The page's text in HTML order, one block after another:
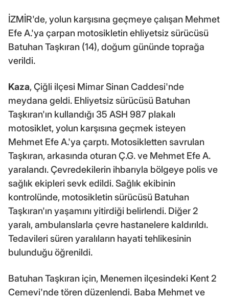
İZMİR'de, yolun karşısına geçmeye çalışan Mehmet
Efe A.'ya çarpan motosikletin ehliyetsiz sürücüsü
Batuhan Taşkıran (14), doğum gününde toprağa
verildi.
Kaza, Çiğli ilçesi Mimar Sinan Caddesi'nde
meydana geldi. Ehliyetsiz sürücüsü Batuhan
Taşkıran'ın kullandığı 35 ASH 987 plakalı
motosiklet, yolun karşısına geçmek isteyen
Mehmet Efe A.'ya çarptı. Motosikletten savrulan
Taşkıran, arkasında oturan Ç.G. ve Mehmet Efe A.
yaralandı. Çevredekilerin ihbarıyla bölgeye polis ve
sağlık ekipleri sevk edildi. Sağlık ekibinin
kontrolünde, motosikletin sürücüsü Batuhan
Taşkıran'ın yaşamını yitirdiği belirlendi. Diğer 2
yaralı, ambulanslarla çevre hastanelere kaldırıldı.
Tedavileri süren yaralıların hayati tehlikesinin
bulunduğu öğrenildi.
Batuhan Taşkıran için, Menemen ilçesindeki Kent 2
Cemevi'nde tören düzenlendi. Baba Mehmet ve